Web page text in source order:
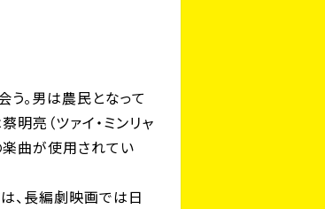
。男は農民となって
亮（ツァイ・ミンリャ
楽曲が使用されてい
、長編劇映画では日